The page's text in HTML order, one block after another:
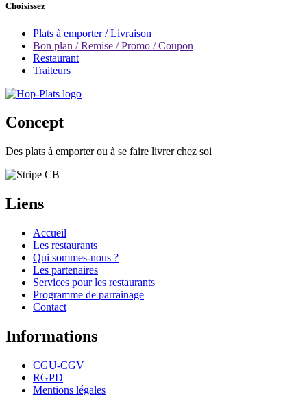
Choisissez
Plats à emporter / Livraison
Bon plan / Remise / Promo / Coupon
Restaurant
Traiteurs
Concept
Des plats à emporter ou à se faire livrer chez soi
Liens
Accueil
Les restaurants
Qui sommes-nous ?
Les partenaires
Services pour les restaurants
Programme de parrainage
Contact
Informations
CGU-CGV
RGPD
Mentions légales